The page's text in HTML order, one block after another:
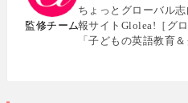
リンガル育児、おう
話に関する実体験に基
している. 著書に『
経、AERA、
監修チーム
ちょっとグローバル
報サイトGlolea!［グ
「子どもの英語教育
専門メディア. 英語に